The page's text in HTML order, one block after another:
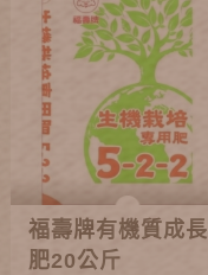
福壽牌有機質成長
肥20公斤